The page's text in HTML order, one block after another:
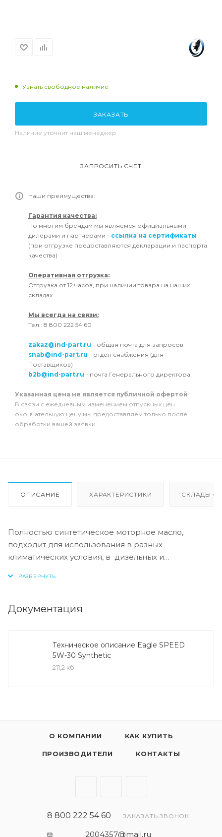
Узнать свободное наличие
ЗАКАЗАТЬ
Наличие уточнит наш менеджер
ЗАПРОСИТЬ СЧЕТ
Наши преимущества:
Гарантия качества:
По многим брендам мы являемся официальными
дилерами и партнерами - ссылка на сертификаты
(при отгрузке предоставляются декларации и паспорта
качества)
Оперативная отгрузка:
Отгрузка от 12 часов, при наличии товара на наших
складах
Мы всегда на связи:
Тел.: 8 800 222 54 60
zakaz@ind-part.ru - общая почта для запросов
snab@ind-part.ru - отдел снабжения (для
Поставщиков)
b2b@ind-part.ru - почта Генерального директора
Указанная цена не является публичной офертой
В связи с ежедневным изменением отпускных цен
окончательную цену мы предоставляем только после
обработки вашей заявки.
ОПИСАНИЕ ХАРАКТЕРИСТИКИ СКЛАДЫ
Полностью синтетическое моторное масло,
подходит для использования в разных
климатических условия, в дизельных и
комплексных систем очистки выхлопных газов
Масло Eagle SPEED Synthetic 5W-30 / 5W-40
применяется на автомобилях с бензиновыми и
дизельными двигателями, для которых
благодаря сбалансированному пакету присадок
спецификации мировых производителей
автомобилей и применяется с сажевыми
Документация
Техническое описание Eagle SPEED
5W-30 Synthetic
211,2 кб
О КОМПАНИИ КАК КУПИТЬ
ПРОИЗВОДИТЕЛИ КОНТАКТЫ
8 800 222 54 60 ЗАКАЗАТЬ ЗВОНОК
2004357@mail.ru